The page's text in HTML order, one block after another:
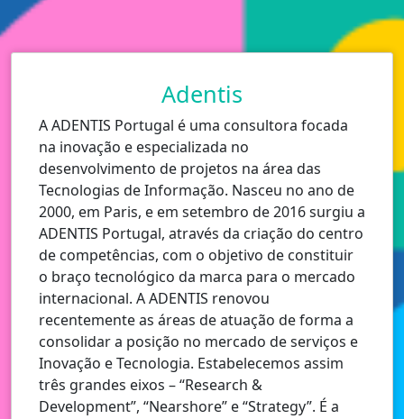
Adentis
A ADENTIS Portugal é uma consultora focada
na inovação e especializada no
desenvolvimento de projetos na área das
Tecnologias de Informação. Nasceu no ano de
2000, em Paris, e em setembro de 2016 surgiu a
ADENTIS Portugal, através da criação do centro
de competências, com o objetivo de constituir
o braço tecnológico da marca para o mercado
internacional. A ADENTIS renovou
recentemente as áreas de atuação de forma a
consolidar a posição no mercado de serviços e
Inovação e Tecnologia. Estabelecemos assim
três grandes eixos – “Research &
Development”, “Nearshore” e “Strategy”. É a